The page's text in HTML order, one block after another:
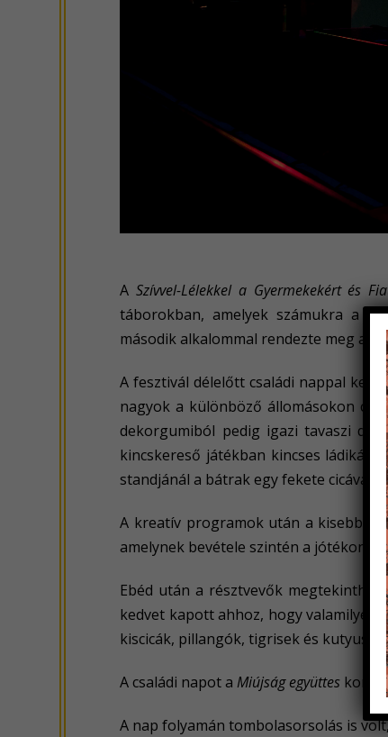
ASzívvel-Lélekkel a Gyermekekért és
táborokban, amelyek számukra a
második alkalommal rendezte meg a
A fesztivál délelőtt családi nappal
nagyok a különböző állomásokon
dekorgumiból pedig igazi tavaszi
kincskereső játékban kincses
standjánál a bátrak egy fekete cicával
A kreatív programok után a kisebbek
amelynek bevétele szintén a jótékony
Ebéd után a résztvevők
kedvet kapott ahhoz, hogy valamilyen
kiscicák, pillangók, tigrisek és
A családi napot aMiújság együttes
A nap folyamán tombolasorsolás is